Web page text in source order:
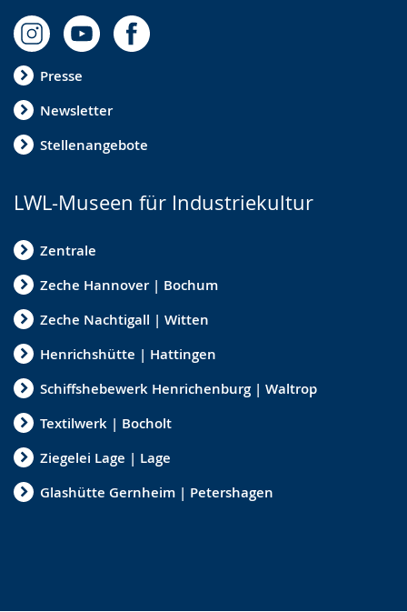
Presse
Newsletter
Stellenangebote
LWL-Museen für Industriekultur
Zentrale
Zeche Hannover | Bochum
Zeche Nachtigall | Witten
Henrichshütte | Hattingen
Schiffshebewerk Henrichenburg | Waltrop
Textilwerk | Bocholt
Ziegelei Lage | Lage
Glashütte Gernheim | Petershagen